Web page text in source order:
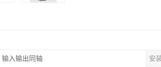
输入输出同轴 安